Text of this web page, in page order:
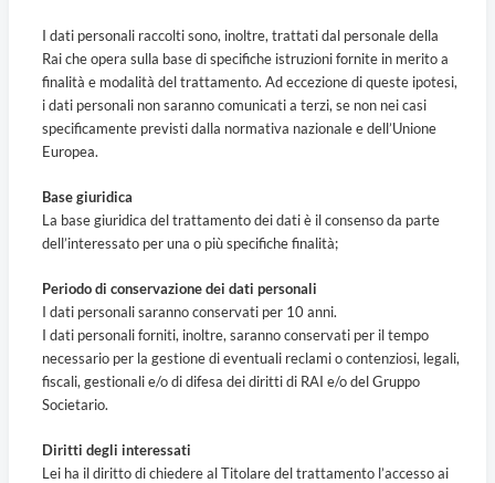
I dati personali raccolti sono, inoltre, trattati dal personale della
Rai che opera sulla base di specifiche istruzioni fornite in merito a
finalità e modalità del trattamento. Ad eccezione di queste ipotesi,
i dati personali non saranno comunicati a terzi, se non nei casi
specificamente previsti dalla normativa nazionale e dell’Unione
Europea.
Base giuridica
La base giuridica del trattamento dei dati è il consenso da parte
dell’interessato per una o più specifiche finalità;
Periodo di conservazione dei dati personali
I dati personali saranno conservati per 10 anni.
I dati personali forniti, inoltre, saranno conservati per il tempo
necessario per la gestione di eventuali reclami o contenziosi, legali,
fiscali, gestionali e/o di difesa dei diritti di RAI e/o del Gruppo
Societario.
Diritti degli interessati
Lei ha il diritto di chiedere al Titolare del trattamento l’accesso ai